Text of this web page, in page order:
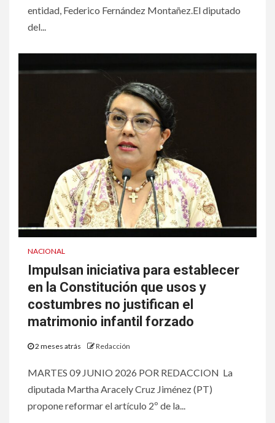
entidad, Federico Fernández Montañez.El diputado
del...
NACIONAL
Impulsan iniciativa para establecer
en la Constitución que usos y
costumbres no justifican el
matrimonio infantil forzado
2 meses atrás Redacción
MARTES 09 JUNIO 2026 POR REDACCION La
diputada Martha Aracely Cruz Jiménez (PT)
propone reformar el artículo 2º de la...